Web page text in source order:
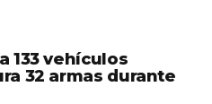
133 vehículos
32 armas durante